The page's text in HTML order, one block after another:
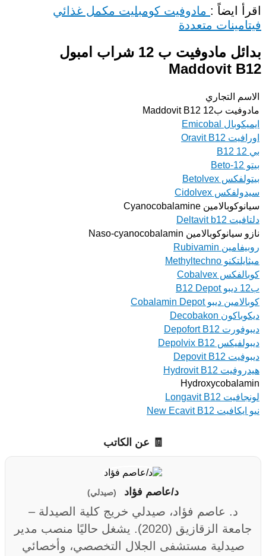
اقرأ ايضاً : مادوفيت كومبليت مكمل غذائي
فيتامينات متعددة
بدائل مادوفيت ب 12 شراب امبول
Maddovit B12
الاسم التجاري
مادوفيت ب12 Maddovit B12
ايميكوبال Emicobal
اورافيت Oravit B12
بي 12 B12
بيتو Beto-12
بيتولفكس Betolvex
سيدولفكس Cidolvex
سيانوكوبالامين Cyanocobalamine
دلتافيت Deltavit b12
نازو سيانوكوبالامين Naso-cyanocobalamin
روبيفامين Rubivamin
ميثايلتكنو Methyltechno
كوبالفكس Cobalvex
ب12 ديبو B12 Depot
كوبالامين ديبو Cobalamin Depot
ديكوباكون Decobakon
ديبوفورت Depofort B12
ديبولفيكس Depolvix B12
ديبوفيت Depovit B12
هيدروفيت Hydrovit B12
Hydroxycobalamin
لونجافيت Longavit B12
نيو ايكافيت New Ecavit B12
🧾 عن الكاتب
د/عاصم فؤاد (صيدلي)
د. عاصم فؤاد، صيدلي خريج كلية الصيدلة –
جامعة الزقازيق (2020). يشغل حاليًا منصب مدير
صيدلية مستشفى الجلال التخصصي، وأخصائي